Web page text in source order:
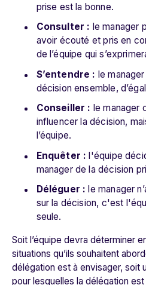
prise est la bonne.
Consulter : le manager
avoir écouté et pris en
de l’équipe qui
S’entendre : le
décision ensemble,
Conseiller : le manager
influencer la décision,
l’équipe.
Enquêter : l'équipe
manager de la décision
Déléguer : le manager
sur la décision, c'est
seule.
Soit l’équipe devra déterminer
situations qu’ils souhaitent
délégation est à envisager, soit
pour lesquelles la délégation